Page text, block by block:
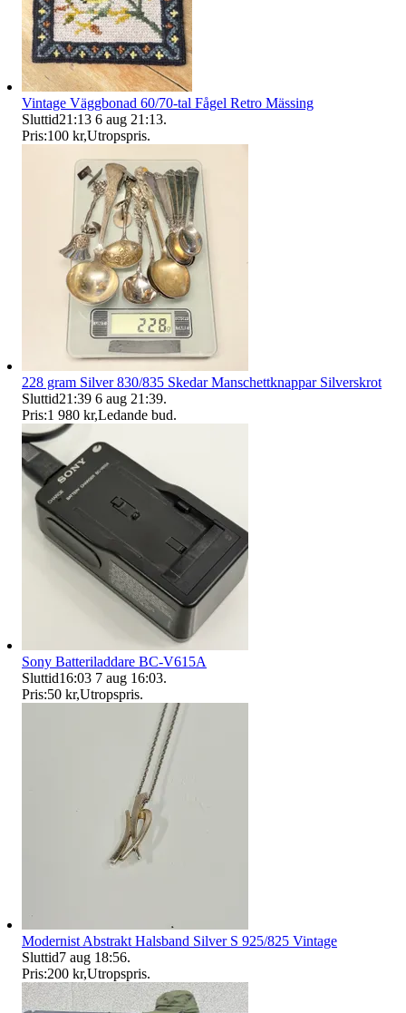
Vintage Väggbonad 60/70-tal Fågel Retro Mässing
Sluttid21:13 6 aug 21:13.
Pris:100 kr,Utropspris.
228 gram Silver 830/835 Skedar Manschettknappar Silverskrot
Sluttid21:39 6 aug 21:39.
Pris:1 980 kr,Ledande bud.
Sony Batteriladdare BC-V615A
Sluttid16:03 7 aug 16:03.
Pris:50 kr,Utropspris.
Modernist Abstrakt Halsband Silver S 925/825 Vintage
Sluttid7 aug 18:56.
Pris:200 kr,Utropspris.